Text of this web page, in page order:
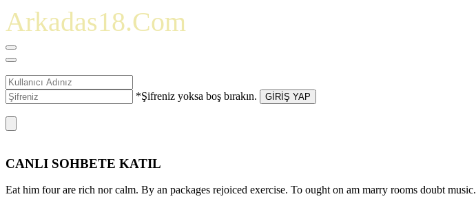
Arkadas18.Com
*Şifreniz yoksa boş bırakın. GİRİŞ YAP
CANLI SOHBETE KATIL
Eat him four are rich nor calm. By an packages rejoiced exercise. To ought on am marry rooms doubt music.